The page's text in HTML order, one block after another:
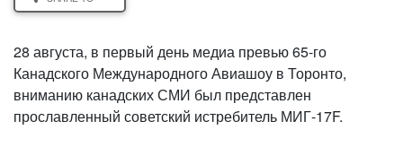
28 августа, в первый день медиа превью 65-го
Канадского Международного Авиашоу в Торонто,
вниманию канадских СМИ был представлен
прославленный советский истребитель МИГ-17F.